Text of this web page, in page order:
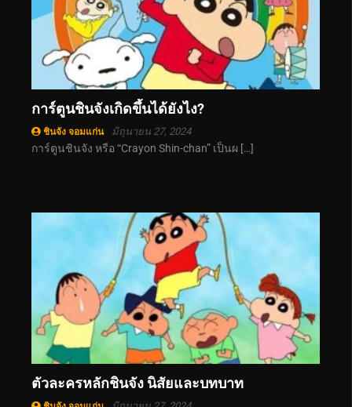
การ์ตูนชินจังเกิดขึ้นได้ยังไง?
ชินจัง จอมแก่น มิถุนายน 27, 2024
การ์ตูนชินจัง หรือ “Crayon Shin-chan” เป็นผ […]
ตัวละครหลักชินจัง นิสัยและบทบาท